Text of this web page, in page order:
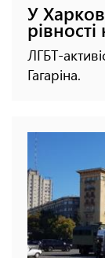
У
ЛГБТ-
Гагаріна.